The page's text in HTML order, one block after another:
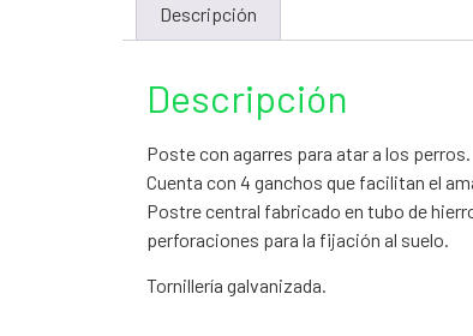
Descripción
Descripción
Poste con agarres para atar a los perros.
Cuenta con 4 ganchos que facilitan el
Postre central fabricado en tubo de
perforaciones para la fijación al suelo.
Tornillería galvanizada.